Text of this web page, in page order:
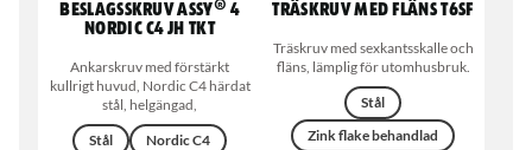
Beslagsskruv ASSY® 4
NORDIC C4 JH TKT
Ankarskruv med förstärkt
kullrigt huvud, Nordic C4 härdat
stål, helgängad,
Stål
Nordic C4
Träskruv med fläns T6SF
Träskruv med sexkantsskalle och
fläns, lämplig för utomhusbruk.
Stål
Zink flake behandlad